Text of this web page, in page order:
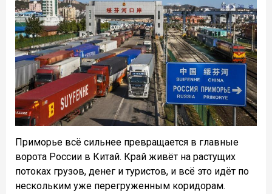
Приморье всё сильнее превращается в главные
ворота России в Китай. Край живёт на растущих
потоках грузов, денег и туристов, и всё это идёт по
нескольким уже перегруженным коридорам.